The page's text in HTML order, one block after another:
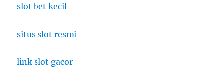
slot bet kecil
situs slot resmi
link slot gacor